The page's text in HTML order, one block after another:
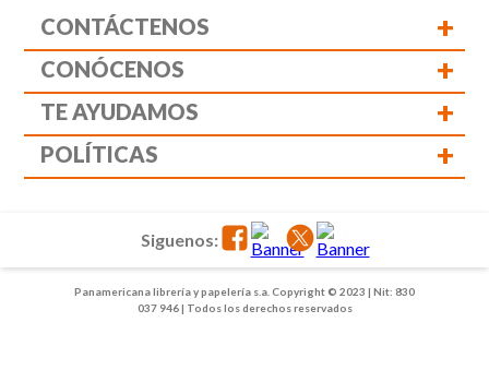
CONTÁCTENOS +
CONÓCENOS +
TE AYUDAMOS +
POLÍTICAS +
Panamericana librería y papelería s.a. Copyright © 2023 | Nit: 830
037 946 | Todos los derechos reservados
Siguenos: